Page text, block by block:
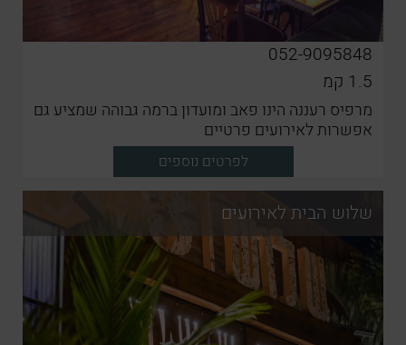
052-9095848
1.5 קמ
מרפיס רעננה הינו פאב ומועדון ברמה גבוהה שמציע גם
אפשרות לאירועים פרטיים
לפרטים נוספים
שלוש הבית לאירועים